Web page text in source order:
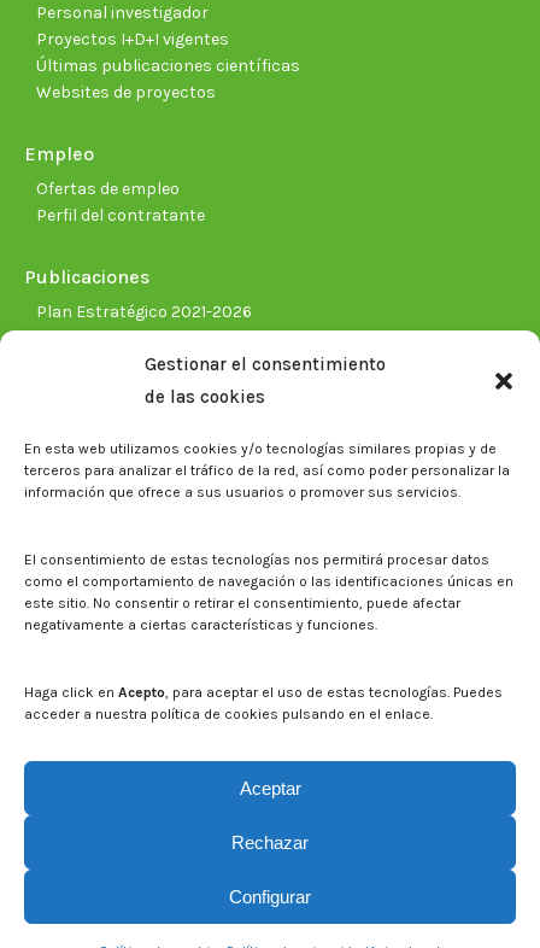
Gestionar el consentimiento
de las cookies
En esta web utilizamos cookies y/o tecnologías similares propias y de
terceros para analizar el tráfico de la red, así como poder personalizar la
información que ofrece a sus usuarios o promover sus servicios.
El consentimiento de estas tecnologías nos permitirá procesar datos
como el comportamiento de navegación o las identificaciones únicas en
este sitio. No consentir o retirar el consentimiento, puede afectar
negativamente a ciertas características y funciones.
Haga click en Acepto, para aceptar el uso de estas tecnologías. Puedes
acceder a nuestra política de cookies pulsando en el enlace.
Aceptar
Rechazar
Configurar
Personal investigador
Proyectos I+D+I vigentes
Últimas publicaciones científicas
Websites de proyectos
Empleo
Ofertas de empleo
Perfil del contratante
Publicaciones
Plan Estratégico 2021-2026
Biblioteca. Repositorio CITAREA
Eventos
Boletín electrónico cita2
Contacto
Buscar en la web del CITA
© CITA Aragón - 2026. Todos los derechos reservados.